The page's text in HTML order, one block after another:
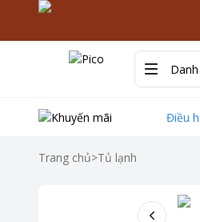
Điều
Trang chủ>Tủ lạnh